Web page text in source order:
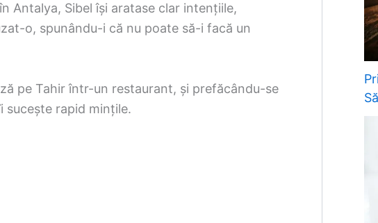
Antalya, Sibel își aratase clar intențiile,
o, spunându-i că nu poate să-i facă un
pe Tahir într-un restaurant, și prefăcându-se
sucește rapid mințile.